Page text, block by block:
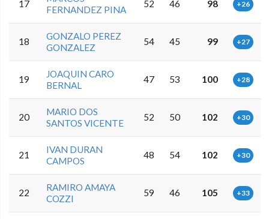
17
FERNANDEZ PINA
52 46 98 +26
18
GONZALO PEREZ
GONZALEZ
54 45 99 +27
19
JOAQUIN CARO
BERNAL
47 53 100 +28
20
MARIO DOS
SANTOS VICENTE
52 50 102 +30
21
IVAN DURAN
CAMPOS
48 54 102 +30
22
RAMIRO AMAYA
COZZI
59 46 105 +33